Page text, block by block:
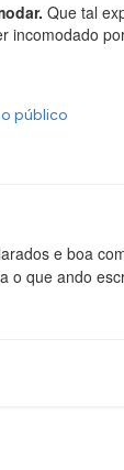
Que tal
incomodado
público
e boa
o que ando